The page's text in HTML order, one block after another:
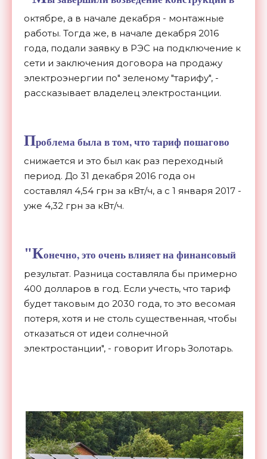
октябре, а в начале декабря - монтажные
работы. Тогда же, в начале декабря 2016
года, подали заявку в РЭС на подключение к
сети и заключения договора на продажу
электроэнергии по" зеленому "тарифу", -
рассказывает владелец электростанции.
Проблема была в том, что тариф пошагово
снижается и это был как раз переходный
период. До 31 декабря 2016 года он
составлял 4,54 грн за кВт/ч, а с 1 января 2017 -
уже 4,32 грн за кВт/ч.
"Конечно, это очень влияет на финансовый
результат. Разница составляла бы примерно
400 долларов в год. Если учесть, что тариф
будет таковым до 2030 года, то это весомая
потеря, хотя и не столь существенная, чтобы
отказаться от идеи солнечной
электростанции", - говорит Игорь Золотарь.